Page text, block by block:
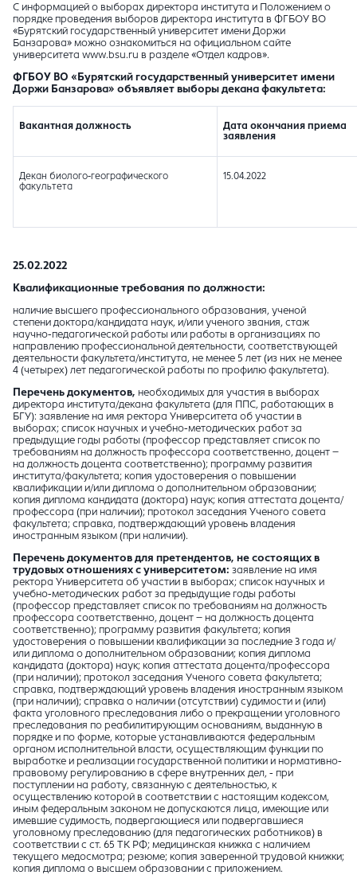
С информацией о выборах директора института и Положением о
порядке проведения выборов директора института в ФГБОУ ВО
«Бурятский государственный университет имени Доржи
Банзарова» можно ознакомиться на официальном сайте
университета www.bsu.ru в разделе «Отдел кадров».
ФГБОУ ВО «Бурятский государственный университет имени
Доржи Банзарова» объявляет выборы декана факультета:
Вакантная должность
Дата окончания приема
заявления
Декан биолого-географического
факультета
15.04.2022
25.02.2022
Квалификационные требования по должности:
наличие высшего профессионального образования, ученой
степени доктора/кандидата наук, и/или ученого звания, стаж
научно-педагогической работы или работы в организациях по
направлению профессиональной деятельности, соответствующей
деятельности факультета/института, не менее 5 лет (из них не менее
4 (четырех) лет педагогической работы по профилю факультета).
Перечень документов, необходимых для участия в выборах
директора института/декана факультета (для ППС, работающих в
БГУ): заявление на имя ректора Университета об участии в
выборах; список научных и учебно-методических работ за
предыдущие годы работы (профессор представляет список по
требованиям на должность профессора соответственно, доцент –
на должность доцента соответственно); программу развития
института/факультета; копия удостоверения о повышении
квалификации и/или диплома о дополнительном образовании;
копия диплома кандидата (доктора) наук; копия аттестата доцента/
профессора (при наличии); протокол заседания Ученого совета
факультета; справка, подтверждающий уровень владения
иностранным языком (при наличии).
Перечень документов для претендентов, не состоящих в
трудовых отношениях с университетом: заявление на имя
ректора Университета об участии в выборах; список научных и
учебно-методических работ за предыдущие годы работы
(профессор представляет список по требованиям на должность
профессора соответственно, доцент – на должность доцента
соответственно); программу развития факультета; копия
удостоверения о повышении квалификации за последние 3 года и/
или диплома о дополнительном образовании; копия диплома
кандидата (доктора) наук; копия аттестата доцента/профессора
(при наличии); протокол заседания Ученого совета факультета;
справка, подтверждающий уровень владения иностранным языком
(при наличии); справка о наличии (отсутствии) судимости и (или)
факта уголовного преследования либо о прекращении уголовного
преследования по реабилитирующим основаниям, выданную в
порядке и по форме, которые устанавливаются федеральным
органом исполнительной власти, осуществляющим функции по
выработке и реализации государственной политики и нормативно-
правовому регулированию в сфере внутренних дел, - при
поступлении на работу, связанную с деятельностью, к
осуществлению которой в соответствии с настоящим кодексом,
иным федеральным законом не допускаются лица, имеющие или
имевшие судимость, подвергающиеся или подвергавшиеся
уголовному преследованию (для педагогических работников) в
соответствии с ст. 65 ТК РФ; медицинская книжка с наличием
текущего медосмотра; резюме; копия заверенной трудовой книжки;
копия диплома о высшем образовании с приложением.